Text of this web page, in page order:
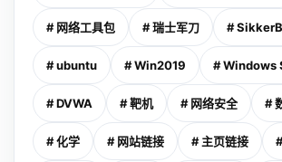
# 网络工具包 # 瑞士军刀 #
# ubuntu # Win2019 # Windows
# DVWA # 靶机 # 网络安全 #
# 化学 # 网站链接 # 主页链接